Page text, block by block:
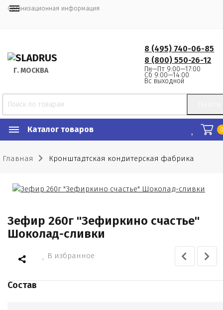
Организационная информация
Г. МОСКВА
8 (495) 740-06-85
8 (800) 550-26-12
Пн—Пт 9:00—17:00
Сб 9:00—14:00
Вс выходной
Каталог товаров
Главная Кронштадтская кондитерская фабрика
Зефир 260г "Зефиркино счастье"
Шоколад-сливки
В избранное
Состав